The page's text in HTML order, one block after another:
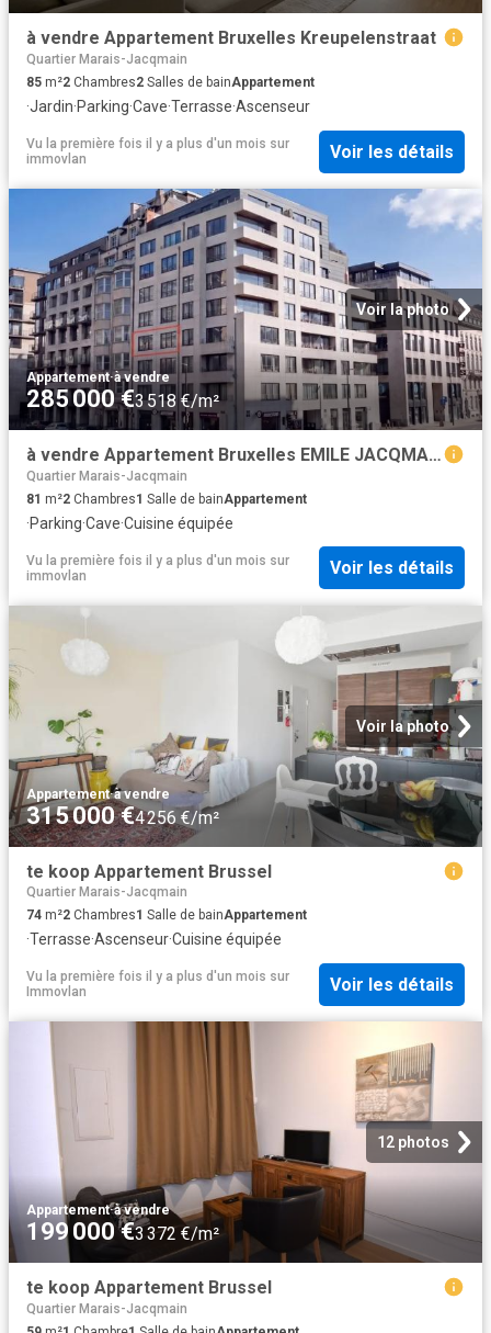
à vendre Appartement Bruxelles Kreupelenstraat
Quartier Marais-Jacqmain
85 m²2 Chambres2 Salles de bainAppartement
·Jardin·Parking·Cave·Terrasse·Ascenseur
Vu la première fois il y a plus d'un mois sur
immovlan
Voir les détails
Voir la photo
Appartement·à vendre
285 000 €3 518 €/m²
à vendre Appartement Bruxelles EMILE JACQMAINLAAN
Quartier Marais-Jacqmain
81 m²2 Chambres1 Salle de bainAppartement
·Parking·Cave·Cuisine équipée
Vu la première fois il y a plus d'un mois sur
immovlan
Voir les détails
Voir la photo
Appartement·à vendre
315 000 €4 256 €/m²
te koop Appartement Brussel
Quartier Marais-Jacqmain
74 m²2 Chambres1 Salle de bainAppartement
·Terrasse·Ascenseur·Cuisine équipée
Vu la première fois il y a plus d'un mois sur
Immovlan
Voir les détails
12 photos
Appartement·à vendre
199 000 €3 372 €/m²
te koop Appartement Brussel
Quartier Marais-Jacqmain